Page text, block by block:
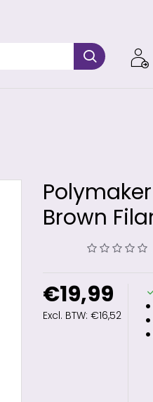
Brown
€19,99
Excl. BTW: €16,52